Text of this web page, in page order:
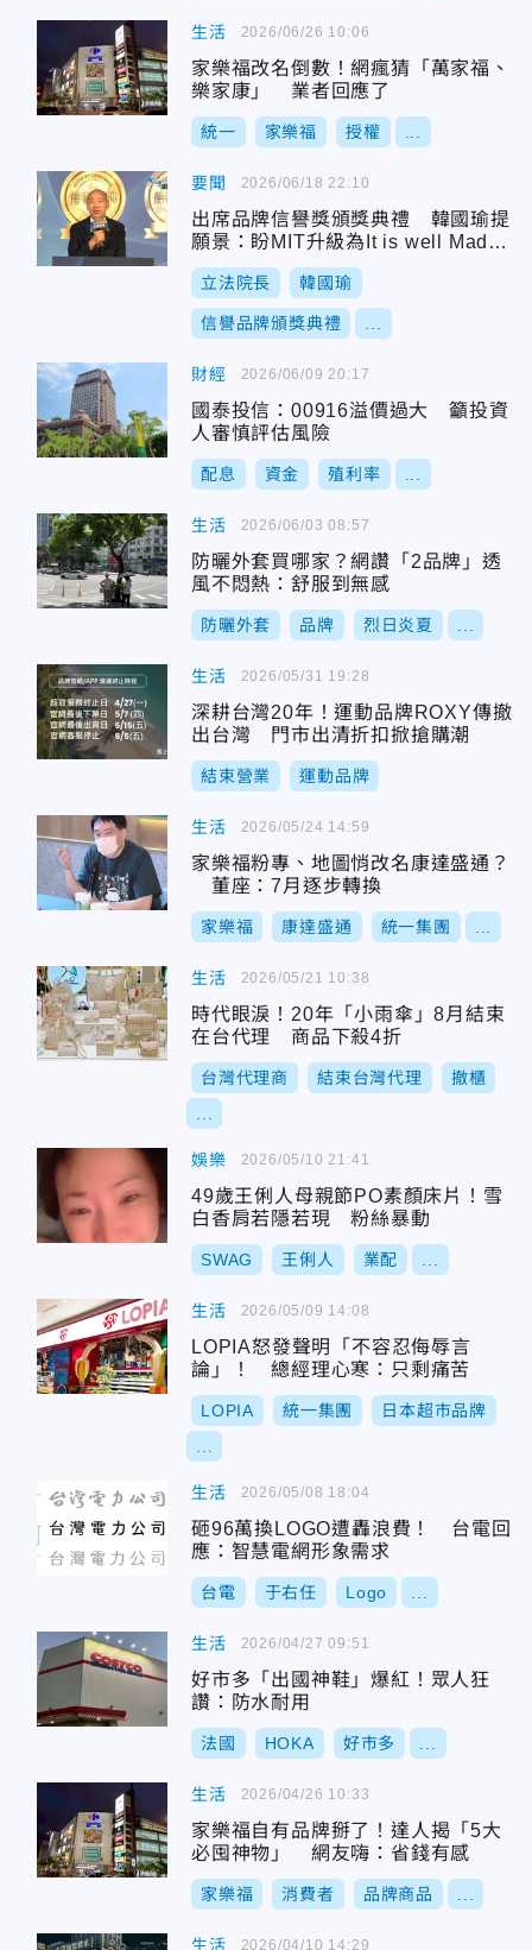
生活
家樂福改名倒數！網瘋猜「萬家福、
樂家康」 業者回應了
統一 家樂福 授權
2026/06/26 10:06
要聞
出席品牌信譽獎頒獎典禮 韓國瑜提
願景：盼MIT升級為It is well Made i
n Taiwan
立法院長 韓國瑜
信譽品牌頒獎典禮
2026/06/18 22:10
財經
國泰投信：00916溢價過大 籲投資
人審慎評估風險
配息 資金 殖利率
2026/06/09 20:17
生活
防曬外套買哪家？網讚「2品牌」透
風不悶熱：舒服到無感
防曬外套 品牌 烈日炎夏
2026/06/03 08:57
生活
深耕台灣20年！運動品牌ROXY傳撤
出台灣 門市出清折扣掀搶購潮
結束營業 運動品牌
2026/05/31 19:28
生活
家樂福粉專、地圖悄改名康達盛通？
董座：7月逐步轉換
家樂福 康達盛通 統一集團
2026/05/24 14:59
生活
時代眼淚！20年「小雨傘」8月結束
在台代理 商品下殺4折
台灣代理商 結束台灣代理 撤櫃
2026/05/21 10:38
娛樂
49歲王俐人母親節PO素顏床片！雪
白香肩若隱若現 粉絲暴動
SWAG 王俐人 業配
2026/05/10 21:41
生活
LOPIA怒發聲明「不容忍侮辱言
論」！ 總經理心寒：只剩痛苦
LOPIA 統一集團 日本超市品牌
2026/05/09 14:08
生活
砸96萬換LOGO遭轟浪費！ 台電回
應：智慧電網形象需求
台電 于右任 Logo
2026/05/08 18:04
生活
好市多「出國神鞋」爆紅！眾人狂
讚：防水耐用
法國 HOKA 好市多
2026/04/27 09:51
生活
家樂福自有品牌掰了！達人揭「5大
必囤神物」 網友嗨：省錢有感
家樂福 消費者 品牌商品
2026/04/26 10:33
生活 2026/04/10 14:29